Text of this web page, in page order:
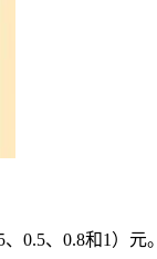
0.5、0.8和1）元。